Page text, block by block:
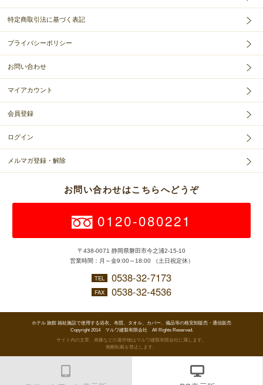
特定商取引法に基づく表記
プライバシーポリシー
お問い合わせ
マイアカウント
会員登録
ログイン
メルマガ登録・解除
お問い合わせはこちらへどうぞ
0120-080221
〒438-0071 静岡県磐田市今之浦2-15-10
営業時間：月～金9:00～18:00 （土日祝定休）
TEL 0538-32-7173
FAX 0538-32-4536
ホテル 旅館 福祉施設で使用する浴衣、布団、タオル、カバー、備品等の格安卸販売・通信販売
Copyright 2014 マルワ縫製有限会社 All Rights Reserved.
サイト内の文章、画像などの著作物はマルワ縫製有限会社に属します。
無断転載を禁止します。